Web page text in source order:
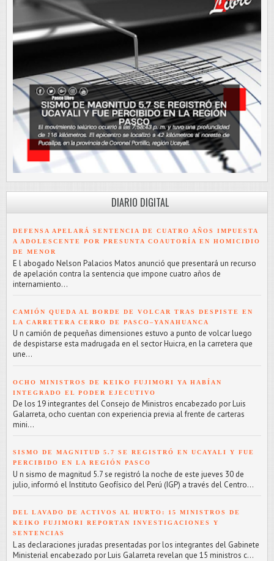
DIARIO DIGITAL
DEFENSA APELARÁ SENTENCIA DE CUATRO AÑOS IMPUESTA
A ADOLESCENTE POR PRESUNTA COAUTORÍA EN HOMICIDIO
DE MENOR
E l abogado Nelson Palacios Matos anunció que presentará un recurso
de apelación contra la sentencia que impone cuatro años de
internamiento...
CAMIÓN QUEDA AL BORDE DE VOLCAR TRAS DESPISTE EN
LA CARRETERA CERRO DE PASCO–YANAHUANCA
U n camión de pequeñas dimensiones estuvo a punto de volcar luego
de despistarse esta madrugada en el sector Huicra, en la carretera que
une...
OCHO MINISTROS DE KEIKO FUJIMORI YA HABÍAN
INTEGRADO EL PODER EJECUTIVO
De los 19 integrantes del Consejo de Ministros encabezado por Luis
Galarreta, ocho cuentan con experiencia previa al frente de carteras
mini...
SISMO DE MAGNITUD 5.7 SE REGISTRÓ EN UCAYALI Y FUE
PERCIBIDO EN LA REGIÓN PASCO
U n sismo de magnitud 5.7 se registró la noche de este jueves 30 de
julio, informó el Instituto Geofísico del Perú (IGP) a través del Centro...
DEL LAVADO DE ACTIVOS AL HURTO: 15 MINISTROS DE
KEIKO FUJIMORI REPORTAN INVESTIGACIONES Y
SENTENCIAS
L as declaraciones juradas presentadas por los integrantes del Gabinete
Ministerial encabezado por Luis Galarreta revelan que 15 ministros c...